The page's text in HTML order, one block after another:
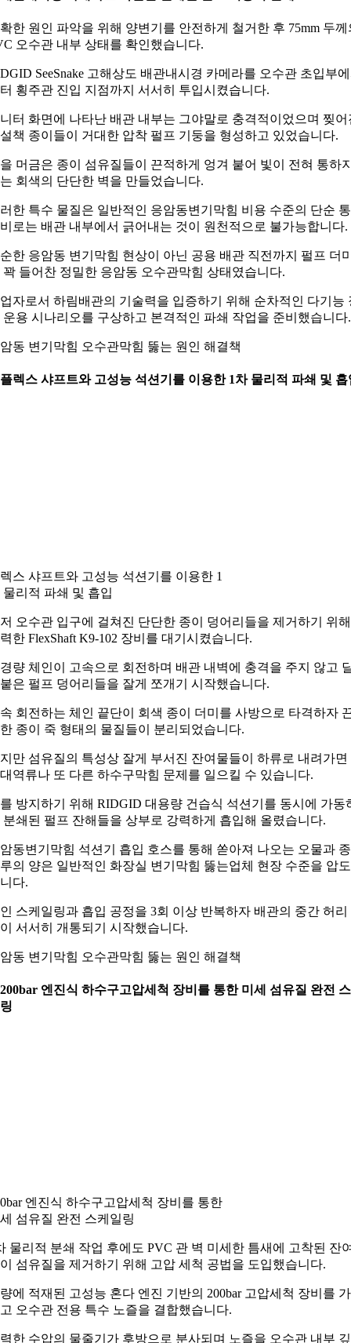
한 원인 파악을 위해 양변기를 안전하게 철거한 후 75mm 두께
오수관 내부 상태를 확인했습니다.
SeeSnake 고해상도 배관내시경 카메라를 오수관 초입부
횡주관 진입 지점까지 서서히 투입시켰습니다.
터 화면에 나타난 배관 내부는 그야말로 충격적이었으며 찢어
책 종이들이 거대한 압착 펄프 기둥을 형성하고 있었습니다.
머금은 종이 섬유질들이 끈적하게 엉겨 붙어 빛이 전혀 통하
회색의 단단한 벽을 만들었습니다.
한 특수 물질은 일반적인 응암동변기막힘 비용 수준의 단순
로는 배관 내부에서 긁어내는 것이 원천적으로 불가능합니다.
한 응암동 변기막힘 현상이 아닌 공용 배관 직전까지 펄프 더
꽉 들어찬 정밀한 응암동 오수관막힘 상태였습니다.
자로서 하림배관의 기술력을 입증하기 위해 순차적인 다기능
운용 시나리오를 구상하고 본격적인 파쇄 작업을 준비했습니다.
동 변기막힘 오수관막힘 뚫는 원인 해결책
렉스 샤프트와 고성능 석션기를 이용한 1차 물리적 파쇄 및 흡
스 샤프트와 고성능 석션기를 이용한 1
물리적 파쇄 및 흡입
오수관 입구에 걸쳐진 단단한 종이 덩어리들을 제거하기 위해
한 FlexShaft K9-102 장비를 대기시켰습니다.
량 체인이 고속으로 회전하며 배관 내벽에 충격을 주지 않고
은 펄프 덩어리들을 잘게 쪼개기 시작했습니다.
회전하는 체인 끝단이 회색 종이 더미를 사방으로 타격하자
종이 죽 형태의 물질들이 분리되었습니다.
만 섬유질의 특성상 잘게 부서진 잔여물들이 하류로 내려가면
역류나 또 다른 하수구막힘 문제를 일으킬 수 있습니다.
방지하기 위해 RIDGID 대용량 건습식 석션기를 동시에 가동
분쇄된 펄프 잔해들을 상부로 강력하게 흡입해 올렸습니다.
동변기막힘 석션기 흡입 호스를 통해 쏟아져 나오는 오물과
의 양은 일반적인 화장실 변기막힘 뚫는업체 현장 수준을 압
다.
스케일링과 흡입 공정을 3회 이상 반복하자 배관의 중간 허리
서서히 개통되기 시작했습니다.
동 변기막힘 오수관막힘 뚫는 원인 해결책
엔진식 하수구고압세척 장비를 통한 미세 섬유질 완전
엔진식 하수구고압세척 장비를 통한
섬유질 완전 스케일링
물리적 분쇄 작업 후에도 PVC 관 벽 미세한 틈새에 고착된 잔
섬유질을 제거하기 위해 고압 세척 공법을 도입했습니다.
에 적재된 고성능 혼다 엔진 기반의 200bar 고압세척 장비를
오수관 전용 특수 노즐을 결합했습니다.
한 수압의 물줄기가 후방으로 분사되며 노즐을 오수관 내부